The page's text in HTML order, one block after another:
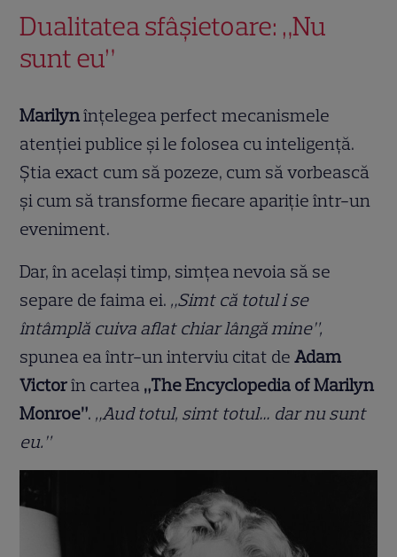
Dualitatea sfâșietoare: „Nu
sunt eu”
Marilynînțelegea perfect mecanismele
atenției publice și le folosea cu inteligență.
Știa exact cum să pozeze, cum să vorbească
și cum să transforme fiecare apariție într-un
eveniment.
Dar, în același timp, simțea nevoia să se
separe de faima ei. „Simt că totul i se
întâmplă cuiva aflat chiar lângă mine”,
spunea ea într-un interviu citat deAdam
Victorîn cartea „The Encyclopedia of Marilyn
Monroe”. „Aud totul, simt totul… dar nu sunt
eu.”